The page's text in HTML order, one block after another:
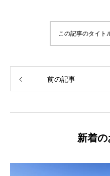
この記事のタイト
前の記事
新着